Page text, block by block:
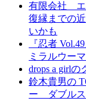
有限会社 エ
復縁までの
いかも
『忍者
ミラルウー
drops a girl
鈴木貴男の
ー ダブルス